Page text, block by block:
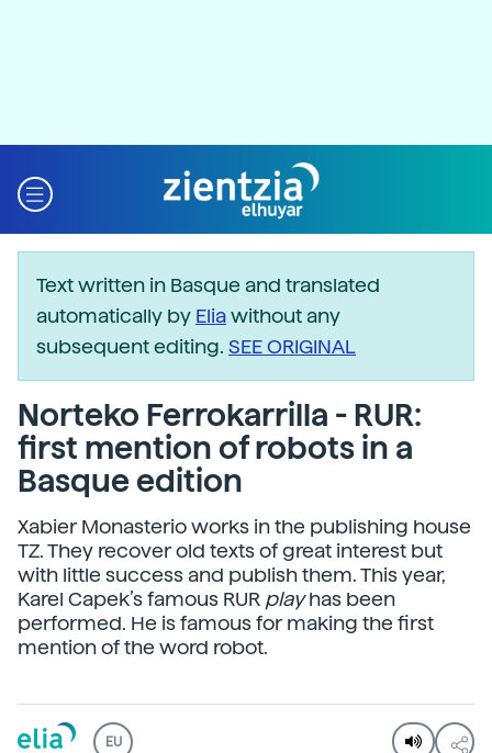
Text written in Basque and translated
automatically by Eliawithout any
subsequent editing. SEE ORIGINAL
Norteko Ferrokarrilla - RUR:
first mention of robots in a
Basque edition
Xabier Monasterio works in the publishing house
TZ. They recover old texts of great interest but
with little success and publish them. This year,
Karel Capek’s famous RUR playhas been
performed. He is famous for making the first
mention of the word robot.
EU